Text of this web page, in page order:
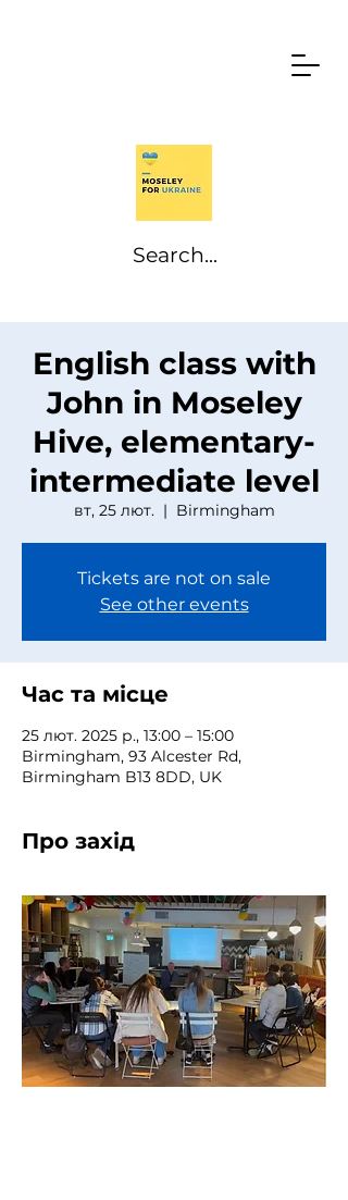
English class with
John in Moseley
Hive, elementary-
intermediate level
вт, 25 лют.
  |
Birmingham
Tickets are not on sale
See other events
Час та місце
25 лют. 2025 р., 13:00 – 15:00
Birmingham, 93 Alcester Rd,
Birmingham B13 8DD, UK
Про захід